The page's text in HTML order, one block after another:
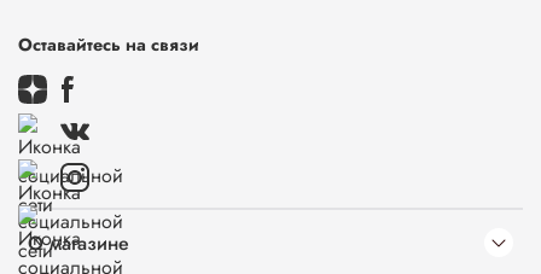
О магазине
Оставайтесь на связи